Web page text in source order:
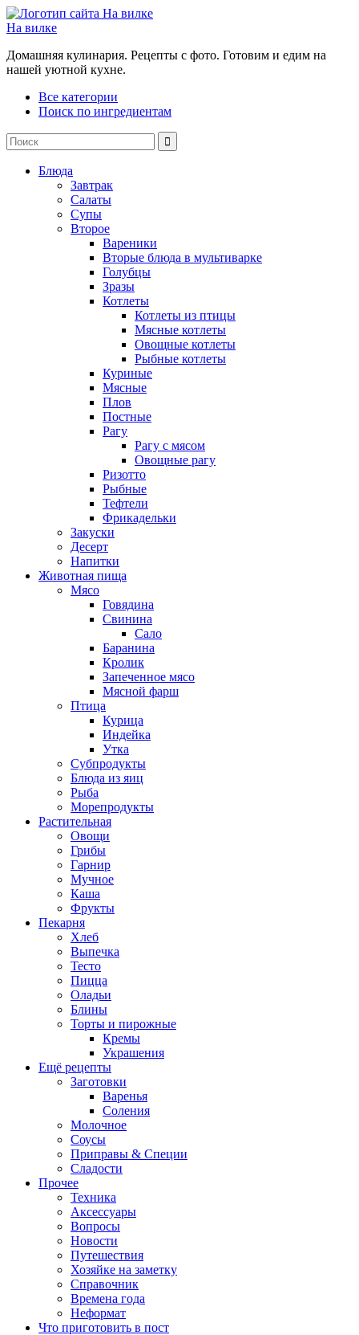
На вилке
Домашняя кулинария. Рецепты с фото. Готовим и едим на
нашей уютной кухне.
Все категории
Поиск по ингредиентам
Блюда
Завтрак
Салаты
Супы
Второе
Вареники
Вторые блюда в мультиварке
Голубцы
Зразы
Котлеты
Котлеты из птицы
Мясные котлеты
Овощные котлеты
Рыбные котлеты
Куриные
Мясные
Плов
Постные
Рагу
Рагу с мясом
Овощные рагу
Ризотто
Рыбные
Тефтели
Фрикадельки
Закуски
Десерт
Напитки
Животная пища
Мясо
Говядина
Свинина
Сало
Баранина
Кролик
Запеченное мясо
Мясной фарш
Птица
Курица
Индейка
Утка
Субпродукты
Блюда из яиц
Рыба
Морепродукты
Растительная
Овощи
Грибы
Гарнир
Мучное
Каша
Фрукты
Пекарня
Хлеб
Выпечка
Тесто
Пицца
Оладьи
Блины
Торты и пирожные
Кремы
Украшения
Ещё рецепты
Заготовки
Варенья
Соления
Молочное
Соусы
Приправы & Специи
Сладости
Прочее
Техника
Аксессуары
Вопросы
Новости
Путешествия
Хозяйке на заметку
Справочник
Времена года
Неформат
Что приготовить в пост